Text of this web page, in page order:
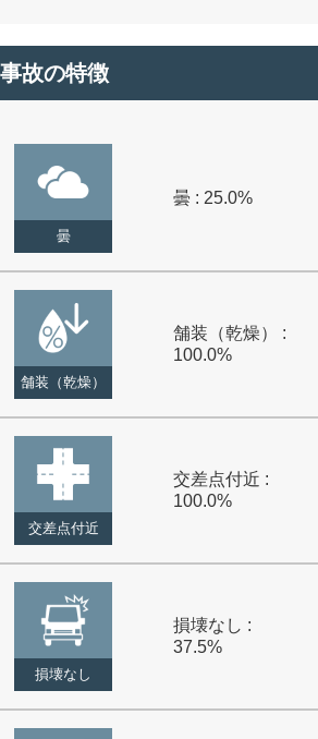
故の特徴
曇
曇 : 25.0%
舗装（乾燥）
舗装（乾燥） :
100.0%
交差点付近
交差点付近 :
100.0%
損壊なし
損壊なし :
37.5%